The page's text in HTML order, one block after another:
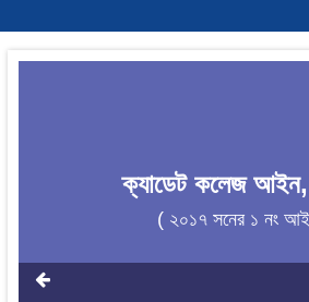
ক্যাডেট কলেজ
( ২০১৭ সনের ১ নং